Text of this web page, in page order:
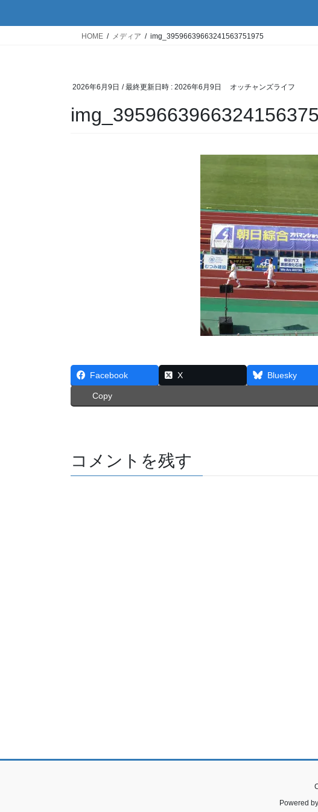
HOME メディア img_39596639663241563751975
2026年6月9日 / 最終更新日時 : 2026年6月9日 オッチャンズライフ
Facebook X Bluesky
Copy
コメントを残す
Powered by